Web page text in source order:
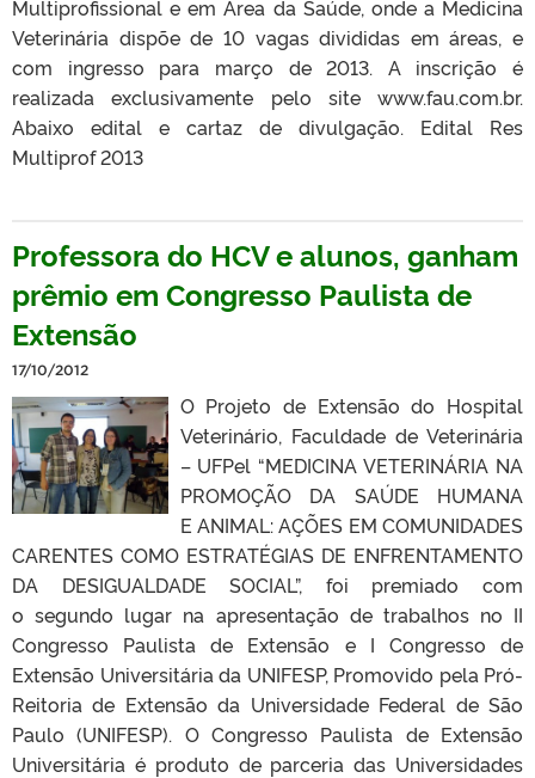
Multiprofissional e em Área da Saúde, onde a Medicina
Veterinária dispõe de 10 vagas divididas em áreas, e
com ingresso para março de 2013. A inscrição é
realizada exclusivamente pelo site www.fau.com.br.
Abaixo edital e cartaz de divulgação. Edital Res
Multiprof 2013
Professora do HCV e alunos, ganham
prêmio em Congresso Paulista de
Extensão
17/10/2012
O Projeto de Extensão do Hospital
Veterinário, Faculdade de Veterinária
– UFPel “MEDICINA VETERINÁRIA NA
PROMOÇÃO DA SAÚDE HUMANA
E ANIMAL: AÇÕES EM COMUNIDADES
CARENTES COMO ESTRATÉGIAS DE ENFRENTAMENTO
DA DESIGUALDADE SOCIAL”, foi premiado com
o segundo lugar na apresentação de trabalhos no II
Congresso Paulista de Extensão e I Congresso de
Extensão Universitária da UNIFESP, Promovido pela Pró-
Reitoria de Extensão da Universidade Federal de São
Paulo (UNIFESP). O Congresso Paulista de Extensão
Universitária é produto de parceria das Universidades